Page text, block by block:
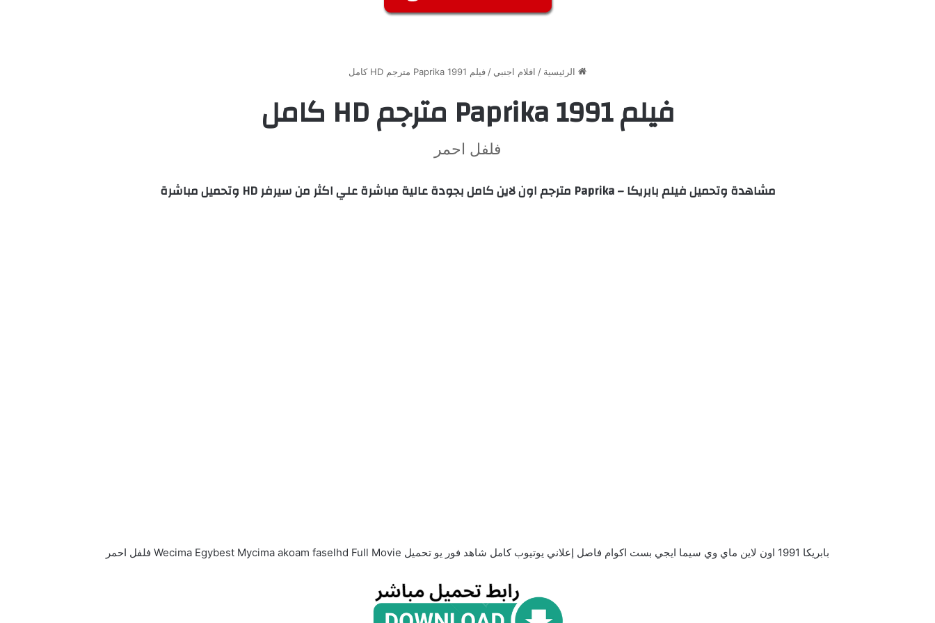
الرئيسية / افلام اجنبي / فيلم Paprika 1991 مترجم HD كامل
فيلم Paprika 1991 مترجم HD كامل
فلفل احمر
مشاهدة وتحميل فيلم بابريكا – Paprika مترجم اون لاين كامل بجودة عالية مباشرة علي اكثر من سيرفر HD وتحميل مباشرة
بابريكا 1991 اون لاين ماي وي سيما ايجي بست اكوام فاصل إعلاني يوتيوب كامل شاهد فور يو تحميل Wecima Egybest Mycima akoam faselhd Full Movie فلفل احمر